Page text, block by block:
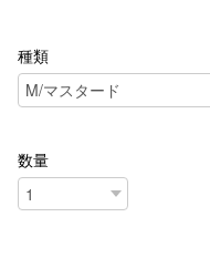
種類
数量